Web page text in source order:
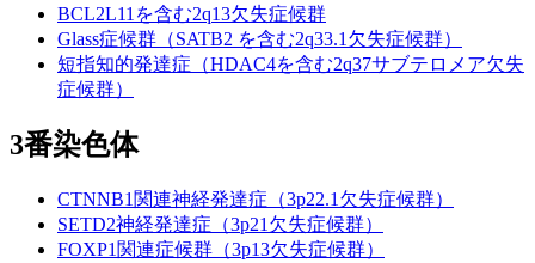
BCL2L11を含む2q13欠失症候群
Glass症候群（SATB2 を含む2q33.1欠失症候群）
短指知的発達症（HDAC4を含む2q37サブテロメア欠失
症候群）
3番染色体
CTNNB1関連神経発達症（3p22.1欠失症候群）
SETD2神経発達症（3p21欠失症候群）
FOXP1関連症候群（3p13欠失症候群）